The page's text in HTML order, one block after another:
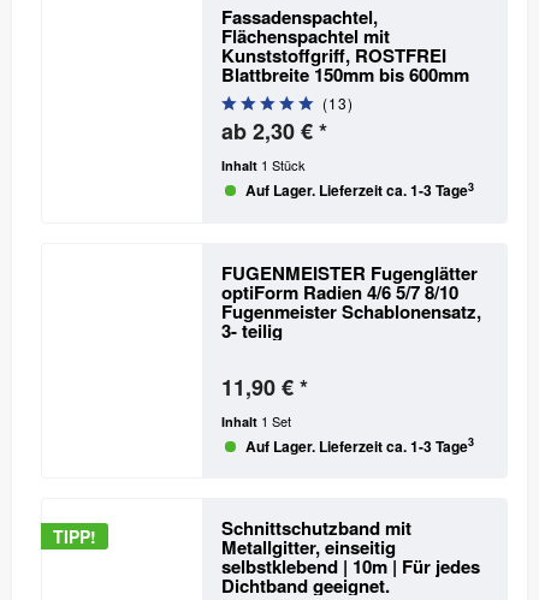
Fassadenspachtel,
Flächenspachtel mit
Kunststoffgriff, ROSTFREI
Blattbreite 150mm bis 600mm
(13)
ab 2,30 € *
Inhalt 1 Stück
Auf Lager. Lieferzeit ca. 1-3 Tage3
FUGENMEISTER Fugenglätter
optiForm Radien 4/6 5/7 8/10
Fugenmeister Schablonensatz,
3- teilig
11,90 € *
Inhalt 1 Set
Auf Lager. Lieferzeit ca. 1-3 Tage3
TIPP! Schnittschutzband mit
Metallgitter, einseitig
selbstklebend | 10m| Für jedes
Dichtband geeignet.